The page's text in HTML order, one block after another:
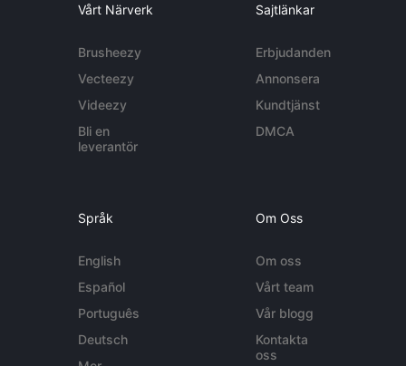
Vårt Närverk
Brusheezy
Vecteezy
Videezy
Bli en
leverantör
Sajtlänkar
Erbjudanden
Annonsera
Kundtjänst
DMCA
Språk
English
Español
Português
Deutsch
Om Oss
Om oss
Vårt team
Vår blogg
Kontakta
oss